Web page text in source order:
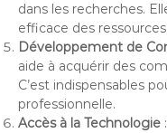
dans les recherches.
efficace des ressources.
Développement de
aide à acquérir des
C’est indispensables
professionnelle.
Accès à la Technologie: